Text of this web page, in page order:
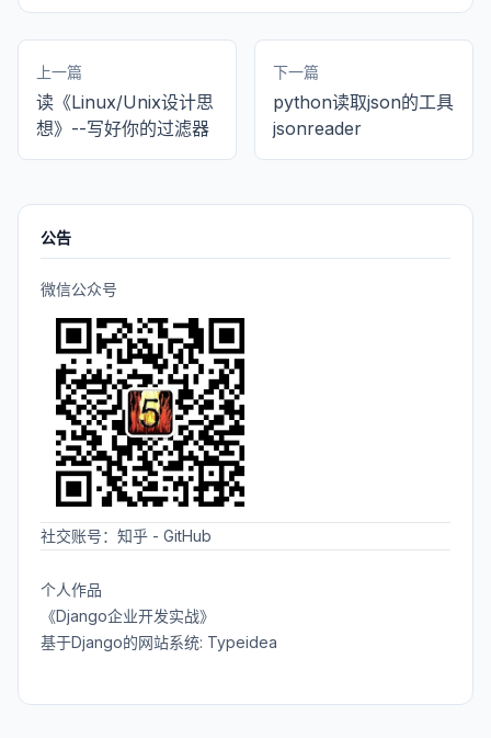
上一篇
读《Linux/Unix设计思
想》--写好你的过滤器
下一篇
python读取json的工具
jsonreader
公告
微信公众号
社交账号： 知乎 - GitHub
个人作品
《Django企业开发实战》
基于Django的网站系统: Typeidea